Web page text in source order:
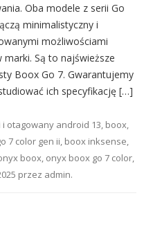
Oba modele z serii Go
minimalistyczny i
możliwościami
Są to najświeższe
Boox Go 7. Gwarantujemy
ich specyfikację […]
i otagowany android 13, boox,
7 color gen ii, boox inksense,
boox, onyx boox go 7 color,
przez admin.